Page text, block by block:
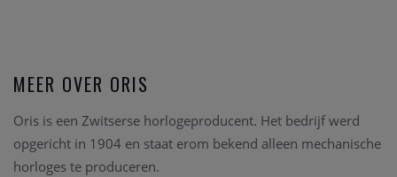
MEER OVER ORIS
Oris is een Zwitserse horlogeproducent. Het bedrijf werd
opgericht in 1904 en staat erom bekend alleen mechanische
horloges te produceren.